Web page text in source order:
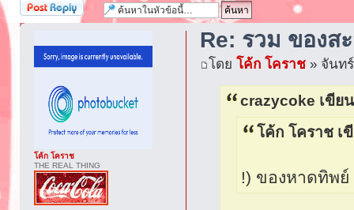
ตอบกระทู้
Re: รวม ของส
โดยโค้ก โคราช » จันท
crazycoke เขีย
โค้ก โคราช เ
!) ของหาดทิพ
โค้ก โคราช
THE REAL THING